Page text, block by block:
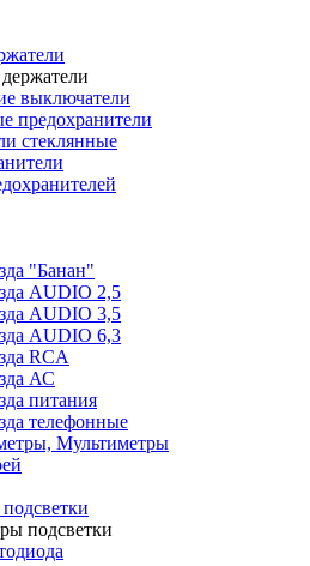
выключатели
предохранители
стеклянные
"Банан"
AUDIO 2,5
AUDIO 3,5
AUDIO 6,3
RCA
АС
питания
телефонные
Мультиметры
подсветки